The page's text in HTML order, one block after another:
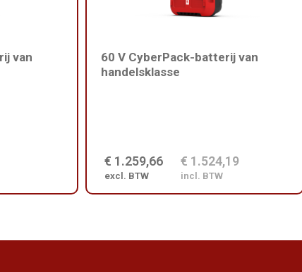
van
60 V CyberPack-batterij van
handelsklasse
€ 1.259,66
excl. BTW
€ 1.524,19
incl. BTW